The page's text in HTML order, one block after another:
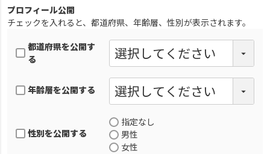
プロフィール公開
チェックを入れると、都道府県、年齢層、性別が表示されます。
都道府県を公開す
る
年齢層を公開する
性別を公開する
指定なし
男性
女性